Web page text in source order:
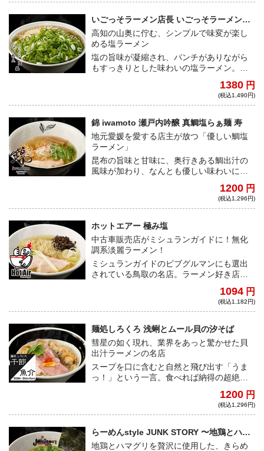
いごっそラーメン店長 いごっそラーメン塩
味
高知の山奥に佇む、シンプルで味変が楽し
める塩ラーメン
塩の旨味が凝縮され、パンチがありながら
もすっきりとした味わいの塩ラーメン。自
変アイテム！見えてないだけで尋常じゃな
1380 円
(税込1,490円)
錦 iwamoto 瀬戸内吟醸 真鯛塩らぁ麺 寿
地元愛媛を愛する店主が放つ「優しい鯛塩
ラーメン」
昆布の旨味と甘味に、奥行きある鯛出汁の
風味が加わり、なんとも優しい味わいに。
は、小麦が豊かに香る上質な味わい。ミシ
ュランビブグルマンを取得する実力店よ
1200 円
(税込1,296円)
ホットエアー 極み塩
中古車販売店がミシュランガイドに！無化
調系淡麗ラーメン！
ミシュランガイドのビブグルマンにも選出
されている鳥取の名店。ラーメン好き店主
を奏でる奇跡の一杯。鶏の旨味たっぷりな
1094 円
(税込1,182円)
麺処しろくろ 浅蜊とムール貝の汐そば
彗星の如く現れ、業界をあっと驚かせた貝
出汁ラーメンの名店
スープを口に含むと自然と飛び出す「うま
っ！」という一言。食べれば納得の超絶旨
のベールに包まれた名店から、看板商品が
1200 円
(税込1,296円)
らーめんstyle JUNK STORY 〜地鶏とハマ
グリの極上だし〜塩のキラメキ
地鶏とハマグリを贅沢に使用した、きらめ